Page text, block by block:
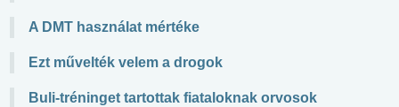
A DMT használat mértéke
Ezt művelték velem a drogok
Buli-tréninget tartottak fiataloknak orvosok